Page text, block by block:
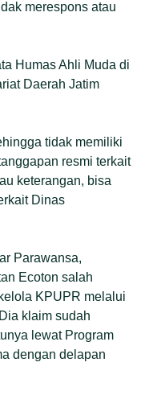
merespons atau
Humas Ahli Muda di
Daerah Jatim
tidak memiliki
resmi terkait
keterangan, bisa
Dinas
Parawansa,
Ecoton salah
KPUPR melalui
klaim sudah
lewat Program
dengan delapan